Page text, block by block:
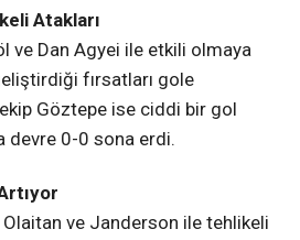
Atakları
ve Dan Agyei ile etkili olmaya
fırsatları gole
Göztepe ise ciddi bir gol
devre 0-0 sona erdi.
Olaitan ve Janderson ile tehlikeli